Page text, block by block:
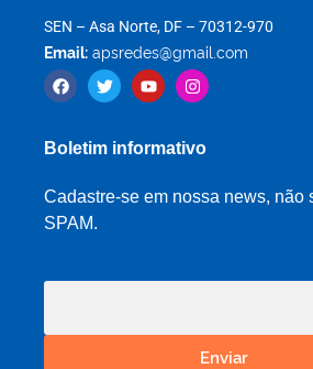
SEN – Asa Norte, DF – 70312-970
Email: apsredes@gmail.com
Boletim informativo
Cadastre-se em nossa news, não
SPAM.
Enviar